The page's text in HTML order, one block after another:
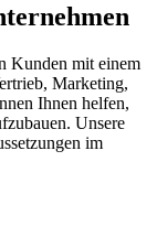
Kunden mit einem
Marketing,
Ihnen helfen,
Unsere
im